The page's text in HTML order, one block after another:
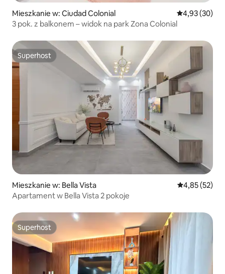
Mieszkanie w: Ciudad Colonial Średnia
4,93 (30)
3 pok. z balkonem – widok na park Zona Colonial
Superhost
Superhost
Mieszkanie w: Bella Vista Średnia
4,85 (52)
Apartament w Bella Vista 2 pokoje
Superhost
Superhost